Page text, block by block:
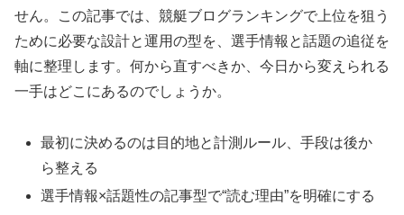
せん。この記事では、競艇ブログランキングで上位を狙う
ために必要な設計と運用の型を、選手情報と話題の追従を
軸に整理します。何から直すべきか、今日から変えられる
一手はどこにあるのでしょうか。
最初に決めるのは目的地と計測ルール、手段は後か
ら整える
選手情報×話題性の記事型で“読む理由”を明確にする